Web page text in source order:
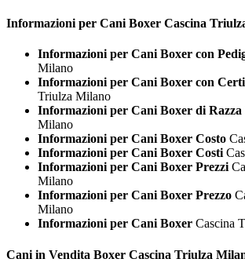
Informazioni per Cani Boxer Cascina
Informazioni per Cani Boxer con
Milano
Informazioni per Cani Boxer con
Triulza Milano
Informazioni per Cani Boxer di Razza
Milano
Informazioni per Cani Boxer Costo
Informazioni per Cani Boxer Costi
Informazioni per Cani Boxer Prezzi
Milano
Informazioni per Cani Boxer Prezzo
Milano
Informazioni per Cani Boxer Cascina
Cani in Vendita Boxer Cascina Triulza